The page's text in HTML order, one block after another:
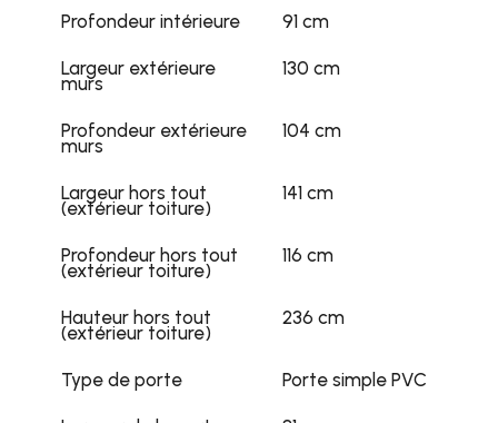
Profondeur intérieure 91 cm
Largeur extérieure
murs
130 cm
Profondeur extérieure
murs
104 cm
Largeur hors tout
(extérieur toiture)
141 cm
Profondeur hors tout
(extérieur toiture)
116 cm
Hauteur hors tout
(extérieur toiture)
236 cm
Type de porte Porte simple PVC